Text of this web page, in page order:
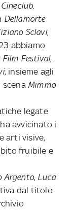
.
Dellamorte
Sclavi,
abbiamo
Film Festival,
, insieme agli
scenaMimmo
legate
avvicinato i
arti visive,
fruibile e
Argento, Luca
dal titolo